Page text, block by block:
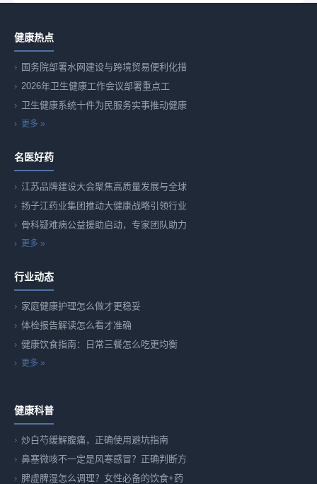
健康热点
国务院部署水网建设与跨境贸易便利化措
2026年卫生健康工作会议部署重点工
卫生健康系统十件为民服务实事推动健康
更多 »
名医好药
江苏品牌建设大会聚焦高质量发展与全球
扬子江药业集团推动大健康战略引领行业
骨科疑难病公益援助启动，专家团队助力
更多 »
行业动态
家庭健康护理怎么做才更稳妥
体检报告解读怎么看才准确
健康饮食指南：日常三餐怎么吃更均衡
更多 »
健康科普
炒白芍缓解腹痛，正确使用避坑指南
鼻塞微咳不一定是风寒感冒？正确判断方
脾虚脾湿怎么调理？女性必备的饮食+药